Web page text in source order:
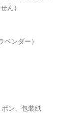
ん）
ンダー）
ン、包装紙